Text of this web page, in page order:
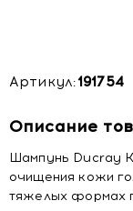
Артикул:191754
Описание
Шампунь Ducray
очищения кожи
тяжелых формах